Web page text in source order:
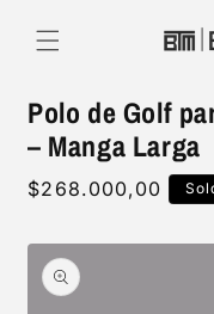
content
Polo de Golf
– Manga Larga
Regular
$268.000,00
Skip to
product
information